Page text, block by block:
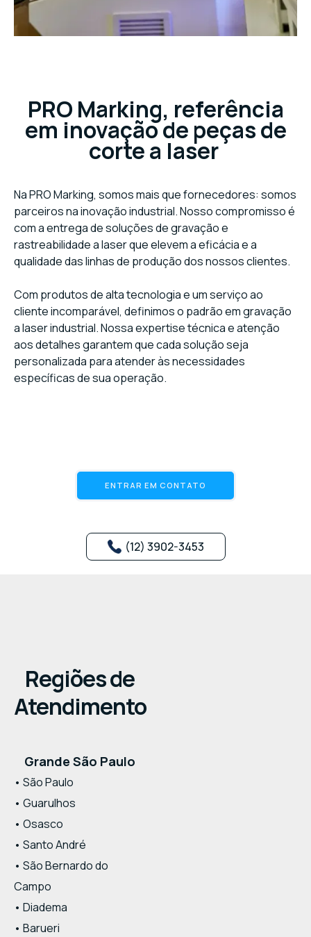
PRO Marking, referência
em inovação de peças de
corte a laser
Na PRO Marking, somos mais que fornecedores: somos
parceiros na inovação industrial. Nosso compromisso é
com a entrega de soluções de gravação e
rastreabilidade a laser que elevem a eficácia e a
qualidade das linhas de produção dos nossos clientes.
Com produtos de alta tecnologia e um serviço ao
cliente incomparável, definimos o padrão em gravação
a laser industrial. Nossa expertise técnica e atenção
aos detalhes garantem que cada solução seja
personalizada para atender às necessidades
específicas de sua operação.
ENTRAR EM CONTATO
(12) 3902-3453
Regiões de
Atendimento
Grande São Paulo
• São Paulo
• Guarulhos
• Osasco
• Santo André
• São Bernardo do
Campo
• Diadema
• Barueri